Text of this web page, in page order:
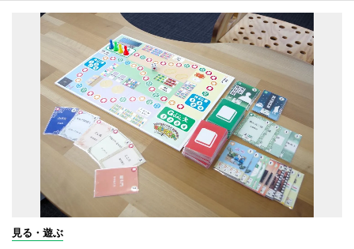
見る・遊ぶ